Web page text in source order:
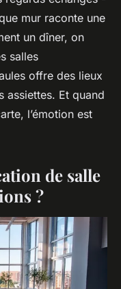
mur raconte une
un dîner, on
salles
offre des lieux
assiettes. Et quand
l’émotion est
de salle
?